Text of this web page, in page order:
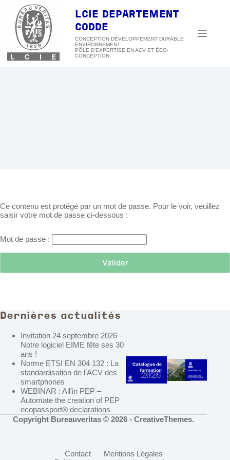
contenu
LCIE DEPARTEMENT
CODDE
CONCEPTION DÉVELOPPEMENT DURABLE
ENVIRONNEMENT
Ce contenu est protégé par un mot de passe. Pour le voir, veuillez
saisir votre mot de passe ci-dessous :
Mot de passe :
Dernières actualités
Invitation 24 septembre 2026 –
Notre logiciel EIME fête ses 30
ans !
Norme ETSI EN 304 132 : La
standardisation de l’ACV des
smartphones
WEBINAR : All’in PEP –
Automate the creation of PEP
ecopassport® declarations
Copyright Bureauveritas © 2026 -CreativeThemes.
Contact
Mentions Légales